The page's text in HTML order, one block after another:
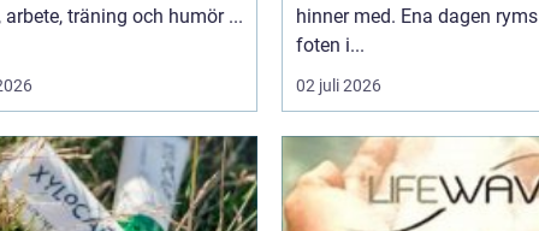
arbete, träning och humör ...
hinner med. Ena dagen
foten i...
02 juli 2026